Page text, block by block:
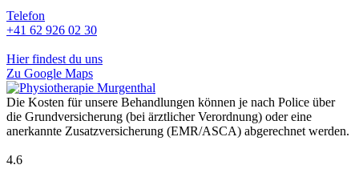
Telefon
+41 62 926 02 30
Hier findest du uns
Zu Google Maps
Die Kosten für unsere Behandlungen können je nach Police über
die Grundversicherung (bei ärztlicher Verordnung) oder eine
anerkannte Zusatzversicherung (EMR/ASCA) abgerechnet werden.
4.6